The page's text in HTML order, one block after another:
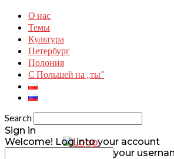
О нас
Темы
Культура
Петербург
Полония
С Польшей на „ты”
Search
Sign in
Welcome! Log into your account
your